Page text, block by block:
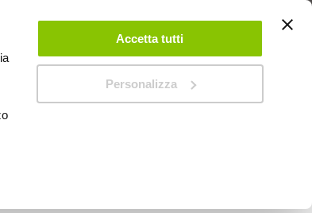
Accetta tutti
Personalizza
CONTATTACI NEGOZI IL MIO NEGOZIO